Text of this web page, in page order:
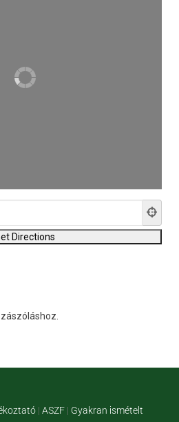
| ASZF | Gyakran ismételt